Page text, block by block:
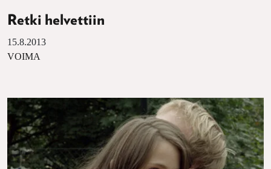
Retki helvettiin
15.8.2013
VOIMA